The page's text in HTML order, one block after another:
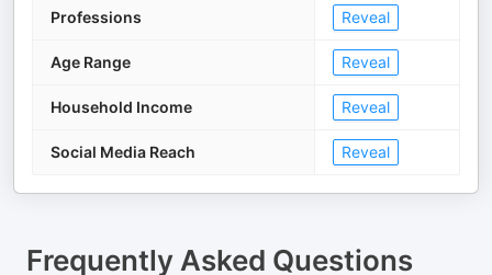
Professions Reveal
Age Range Reveal
Household Income Reveal
Social Media Reach Reveal
Frequently Asked Questions